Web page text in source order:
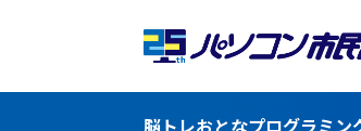
脳トレおとなプログラミ